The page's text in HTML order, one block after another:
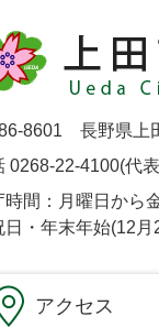
8601 長野県上
0268-22-4100(代
時間：月曜日から
・年末年始(12月
アクセス